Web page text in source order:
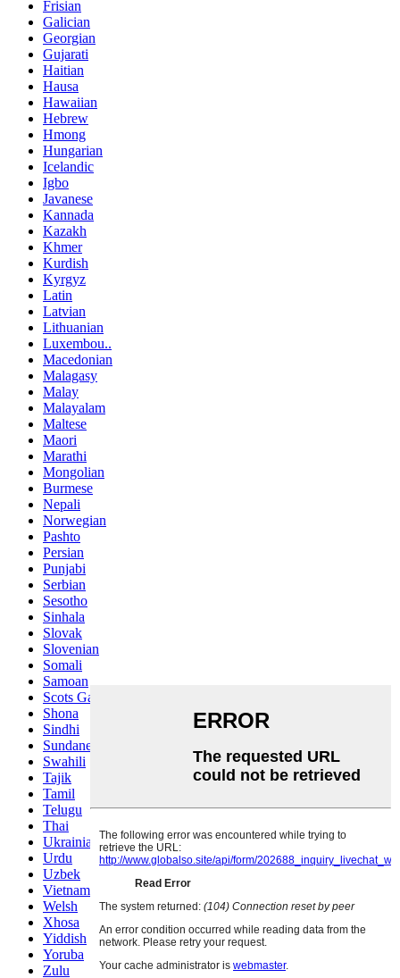
Frisian
Galician
Georgian
Gujarati
Haitian
Hausa
Hawaiian
Hebrew
Hmong
Hungarian
Icelandic
Igbo
Javanese
Kannada
Kazakh
Khmer
Kurdish
Kyrgyz
Latin
Latvian
Lithuanian
Luxembou..
Macedonian
Malagasy
Malay
Malayalam
Maltese
Maori
Marathi
Mongolian
Burmese
Nepali
Norwegian
Pashto
Persian
Punjabi
Serbian
Sesotho
Sinhala
Slovak
Slovenian
Somali
Samoan
Scots Gaelic
Shona
Sindhi
Sundanese
Swahili
Tajik
Tamil
Telugu
Thai
Ukrainian
Urdu
Uzbek
Vietnamese
Welsh
Xhosa
Yiddish
Yoruba
Zulu